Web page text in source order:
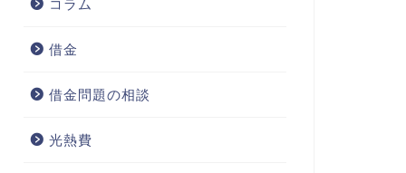
コラム
借金
借金問題の相談
光熱費